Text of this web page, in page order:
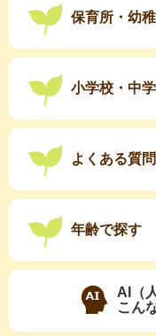
保育所・幼
小学校・中
よくある質問
年齢で探す
AI（
こん